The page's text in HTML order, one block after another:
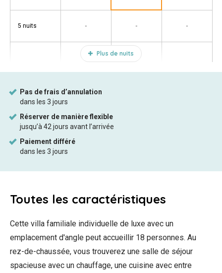
Plus de nuits
5 nuits - - -
Toutes les caractéristiques
Cette villa familiale individuelle de luxe avec un
emplacement d'angle peut accueillir 18 personnes. Au
rez-de-chaussée, vous trouverez une salle de séjour
spacieuse avec un chauffage, une cuisine avec entre